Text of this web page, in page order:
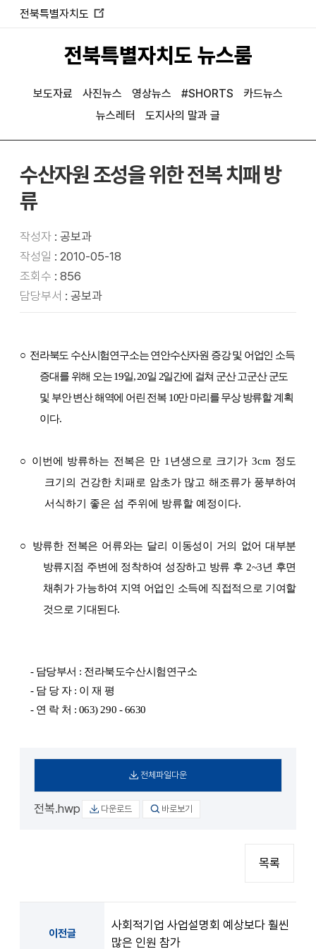
전북특별자치도
열
림
전북특별자치도 뉴스룸
보도자료 사진뉴스 영상뉴스 #SHORTS
카드뉴스
뉴스레터
도지사의 말과 글
수산자원 조성을 위한 전복 치패 방
류
작성자 : 공보과
작성일 : 2010-05-18
조회수 : 856
담당부서 : 공보과
○ 전라북도 수산시험연구소는 연안수산자원 증강 및 어업인 소득
증대를 위해 오는 19일, 20일 2일간에 걸쳐 군산 고군산 군도
및 부안 변산 해역에 어린 전복 10만 마리를 무상 방류할 계획
이다.
○ 이번에 방류하는 전복은 만 1년생으로 크기가 3cm 정도
크기의 건강한 치패로 암초가 많고 해조류가 풍부하여
서식하기 좋은 섬 주위에 방류할 예정이다.
○
방류한 전복은 어류와는 달리 이동성이 거의 없어 대부분
방류지점 주변에 정착하여 성장하고 방류 후 2~3년 후면
채취가 가능하여 지역 어업인 소득에 직접적으로 기여할
것으로 기대된다.
- 담당부서 : 전라북도수산시험연구소
- 담 당 자 : 이 재 평
- 연 락 처 : 063) 290 - 6630
전체파일다운
전복.hwp 다운로드 바로보기
목록
이전글
사회적기업 사업설명회 예상보다 훨씬
많은 인원 참가